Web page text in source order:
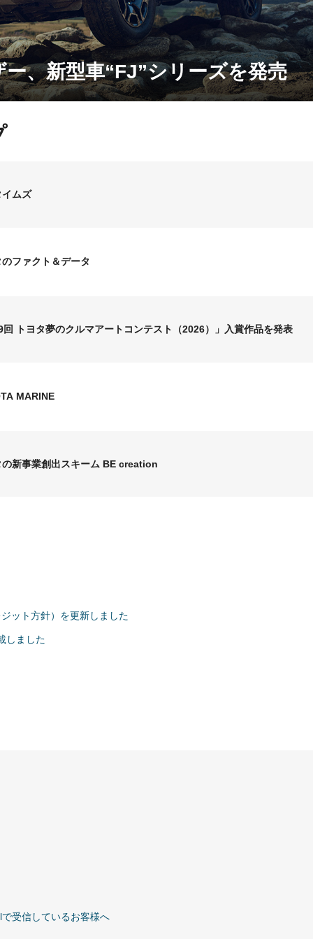
、新型車“FJ”シリーズを発売
ムズ
ファクト＆データ
回 トヨタ夢のクルマアートコンテスト（2026）」入賞作品を発表
MARINE
新事業創出スキーム BE creation
ット方針）を更新しました
しました
受信しているお客様へ